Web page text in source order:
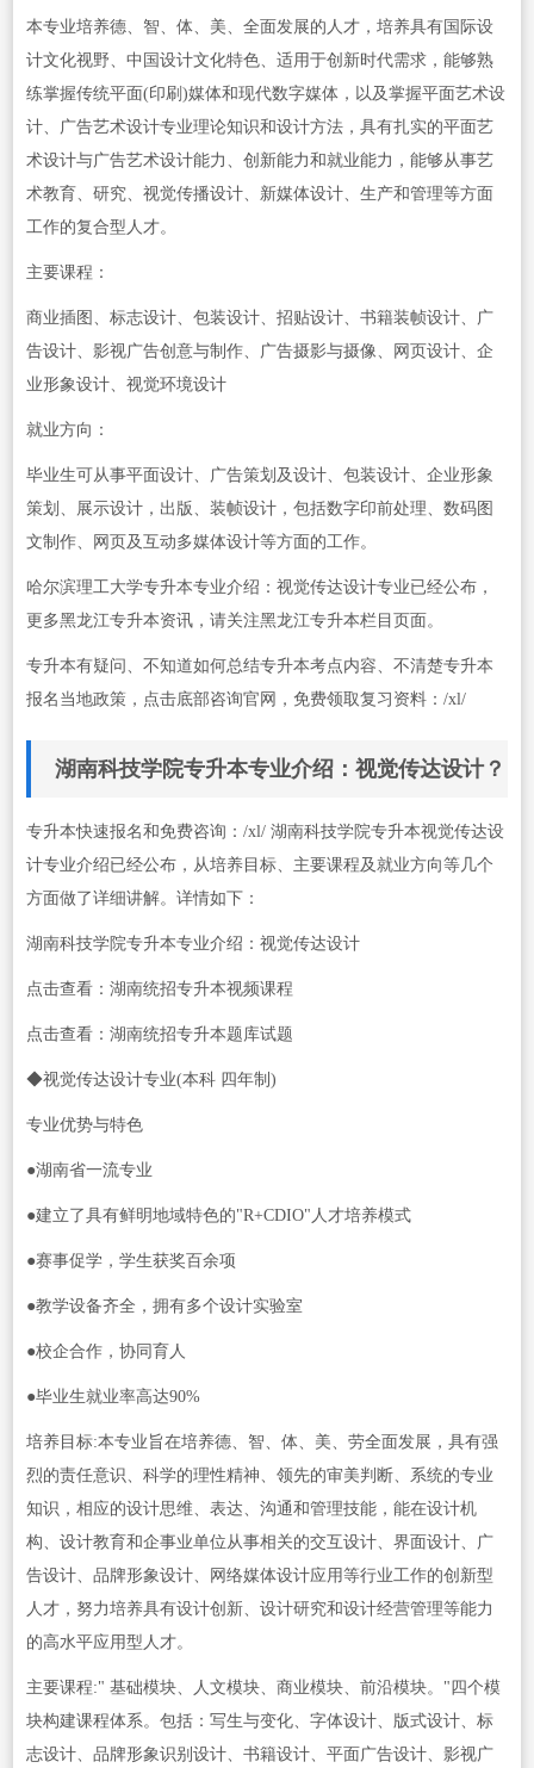
本专业培养德、智、体、美、全面发展的人才，培养具有国际设
计文化视野、中国设计文化特色、适用于创新时代需求，能够熟
练掌握传统平面(印刷)媒体和现代数字媒体，以及掌握平面艺术设
计、广告艺术设计专业理论知识和设计方法，具有扎实的平面艺
术设计与广告艺术设计能力、创新能力和就业能力，能够从事艺
术教育、研究、视觉传播设计、新媒体设计、生产和管理等方面
工作的复合型人才。
主要课程：
商业插图、标志设计、包装设计、招贴设计、书籍装帧设计、广
告设计、影视广告创意与制作、广告摄影与摄像、网页设计、企
业形象设计、视觉环境设计
就业方向：
毕业生可从事平面设计、广告策划及设计、包装设计、企业形象
策划、展示设计，出版、装帧设计，包括数字印前处理、数码图
文制作、网页及互动多媒体设计等方面的工作。
哈尔滨理工大学专升本专业介绍：视觉传达设计专业已经公布，
更多黑龙江专升本资讯，请关注黑龙江专升本栏目页面。
专升本有疑问、不知道如何总结专升本考点内容、不清楚专升本
报名当地政策，点击底部咨询官网，免费领取复习资料：/xl/
湖南科技学院专升本专业介绍：视觉传达设计？
专升本快速报名和免费咨询：/xl/ 湖南科技学院专升本视觉传达设
计专业介绍已经公布，从培养目标、主要课程及就业方向等几个
方面做了详细讲解。详情如下：
湖南科技学院专升本专业介绍：视觉传达设计
点击查看：湖南统招专升本视频课程
点击查看：湖南统招专升本题库试题
◆视觉传达设计专业(本科 四年制)
专业优势与特色
●湖南省一流专业
●建立了具有鲜明地域特色的"R+CDIO"人才培养模式
●赛事促学，学生获奖百余项
●教学设备齐全，拥有多个设计实验室
●校企合作，协同育人
●毕业生就业率高达90%
培养目标:本专业旨在培养德、智、体、美、劳全面发展，具有强
烈的责任意识、科学的理性精神、领先的审美判断、系统的专业
知识，相应的设计思维、表达、沟通和管理技能，能在设计机
构、设计教育和企事业单位从事相关的交互设计、界面设计、广
告设计、品牌形象设计、网络媒体设计应用等行业工作的创新型
人才，努力培养具有设计创新、设计研究和设计经营管理等能力
的高水平应用型人才。
主要课程:" 基础模块、人文模块、商业模块、前沿模块。"四个模
块构建课程体系。包括：写生与变化、字体设计、版式设计、标
志设计、品牌形象识别设计、书籍设计、平面广告设计、影视广